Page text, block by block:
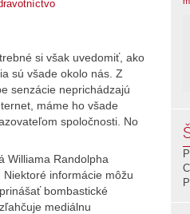
si však uvedomiť, ako
sú všade okolo nás. Z
senzácie neprichádzajú
máme ho všade
spoločnosti. No
Williama Randolpha
informácie môžu
bombastické
mediálnu